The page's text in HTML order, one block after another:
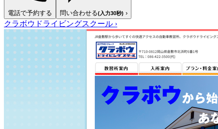
電話で予約する 問い合わせる(入力30秒) ›
クラボウドライビングスクール ›